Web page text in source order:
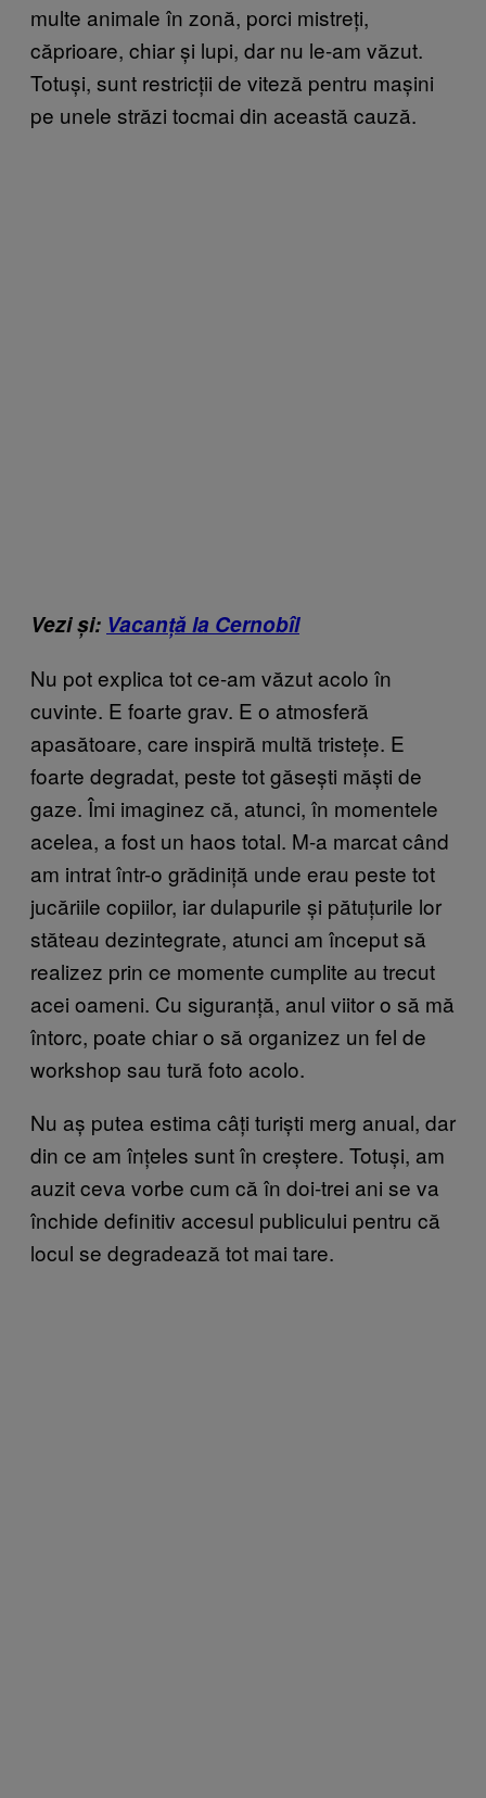
multe animale în zonă, porci mistreți,
căprioare, chiar și lupi, dar nu le-am văzut.
Totuși, sunt restricții de viteză pentru mașini
pe unele străzi tocmai din această cauză.
Vezi și: Vacanță la Cernobîl
Nu pot explica tot ce-am văzut acolo în
cuvinte. E foarte grav. E o atmosferă
apasătoare, care inspiră multă tristețe. E
foarte degradat, peste tot găsești măști de
gaze. Îmi imaginez că, atunci, în momentele
acelea, a fost un haos total. M-a marcat când
am intrat într-o grădiniță unde erau peste tot
jucăriile copiilor, iar dulapurile și pătuțurile lor
stăteau dezintegrate, atunci am început să
realizez prin ce momente cumplite au trecut
acei oameni. Cu siguranță, anul viitor o să mă
întorc, poate chiar o să organizez un fel de
workshop sau tură foto acolo.
Nu aș putea estima câți turiști merg anual, dar
din ce am înțeles sunt în creștere. Totuși, am
auzit ceva vorbe cum că în doi-trei ani se va
închide definitiv accesul publicului pentru că
locul se degradează tot mai tare.